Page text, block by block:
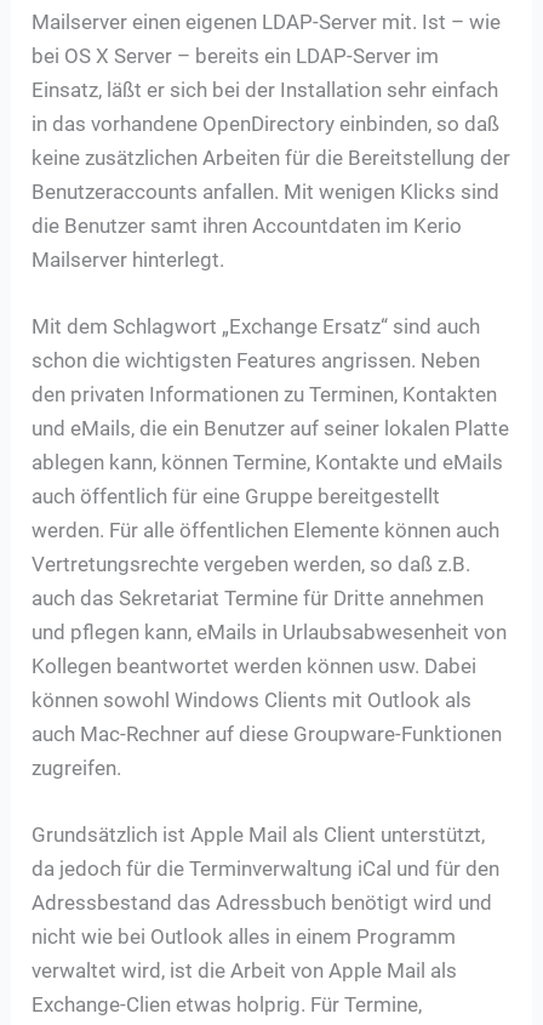
Mailserver einen eigenen LDAP-Server mit. Ist – wie
bei OS X Server – bereits ein LDAP-Server im
Einsatz, läßt er sich bei der Installation sehr einfach
in das vorhandene OpenDirectory einbinden, so daß
keine zusätzlichen Arbeiten für die Bereitstellung der
Benutzeraccounts anfallen. Mit wenigen Klicks sind
die Benutzer samt ihren Accountdaten im Kerio
Mailserver hinterlegt.
Mit dem Schlagwort „Exchange Ersatz“ sind auch
schon die wichtigsten Features angrissen. Neben
den privaten Informationen zu Terminen, Kontakten
und eMails, die ein Benutzer auf seiner lokalen Platte
ablegen kann, können Termine, Kontakte und eMails
auch öffentlich für eine Gruppe bereitgestellt
werden. Für alle öffentlichen Elemente können auch
Vertretungsrechte vergeben werden, so daß z.B.
auch das Sekretariat Termine für Dritte annehmen
und pflegen kann, eMails in Urlaubsabwesenheit von
Kollegen beantwortet werden können usw. Dabei
können sowohl Windows Clients mit Outlook als
auch Mac-Rechner auf diese Groupware-Funktionen
zugreifen.
Grundsätzlich ist Apple Mail als Client unterstützt,
da jedoch für die Terminverwaltung iCal und für den
Adressbestand das Adressbuch benötigt wird und
nicht wie bei Outlook alles in einem Programm
verwaltet wird, ist die Arbeit von Apple Mail als
Exchange-Clien etwas holprig. Für Termine,